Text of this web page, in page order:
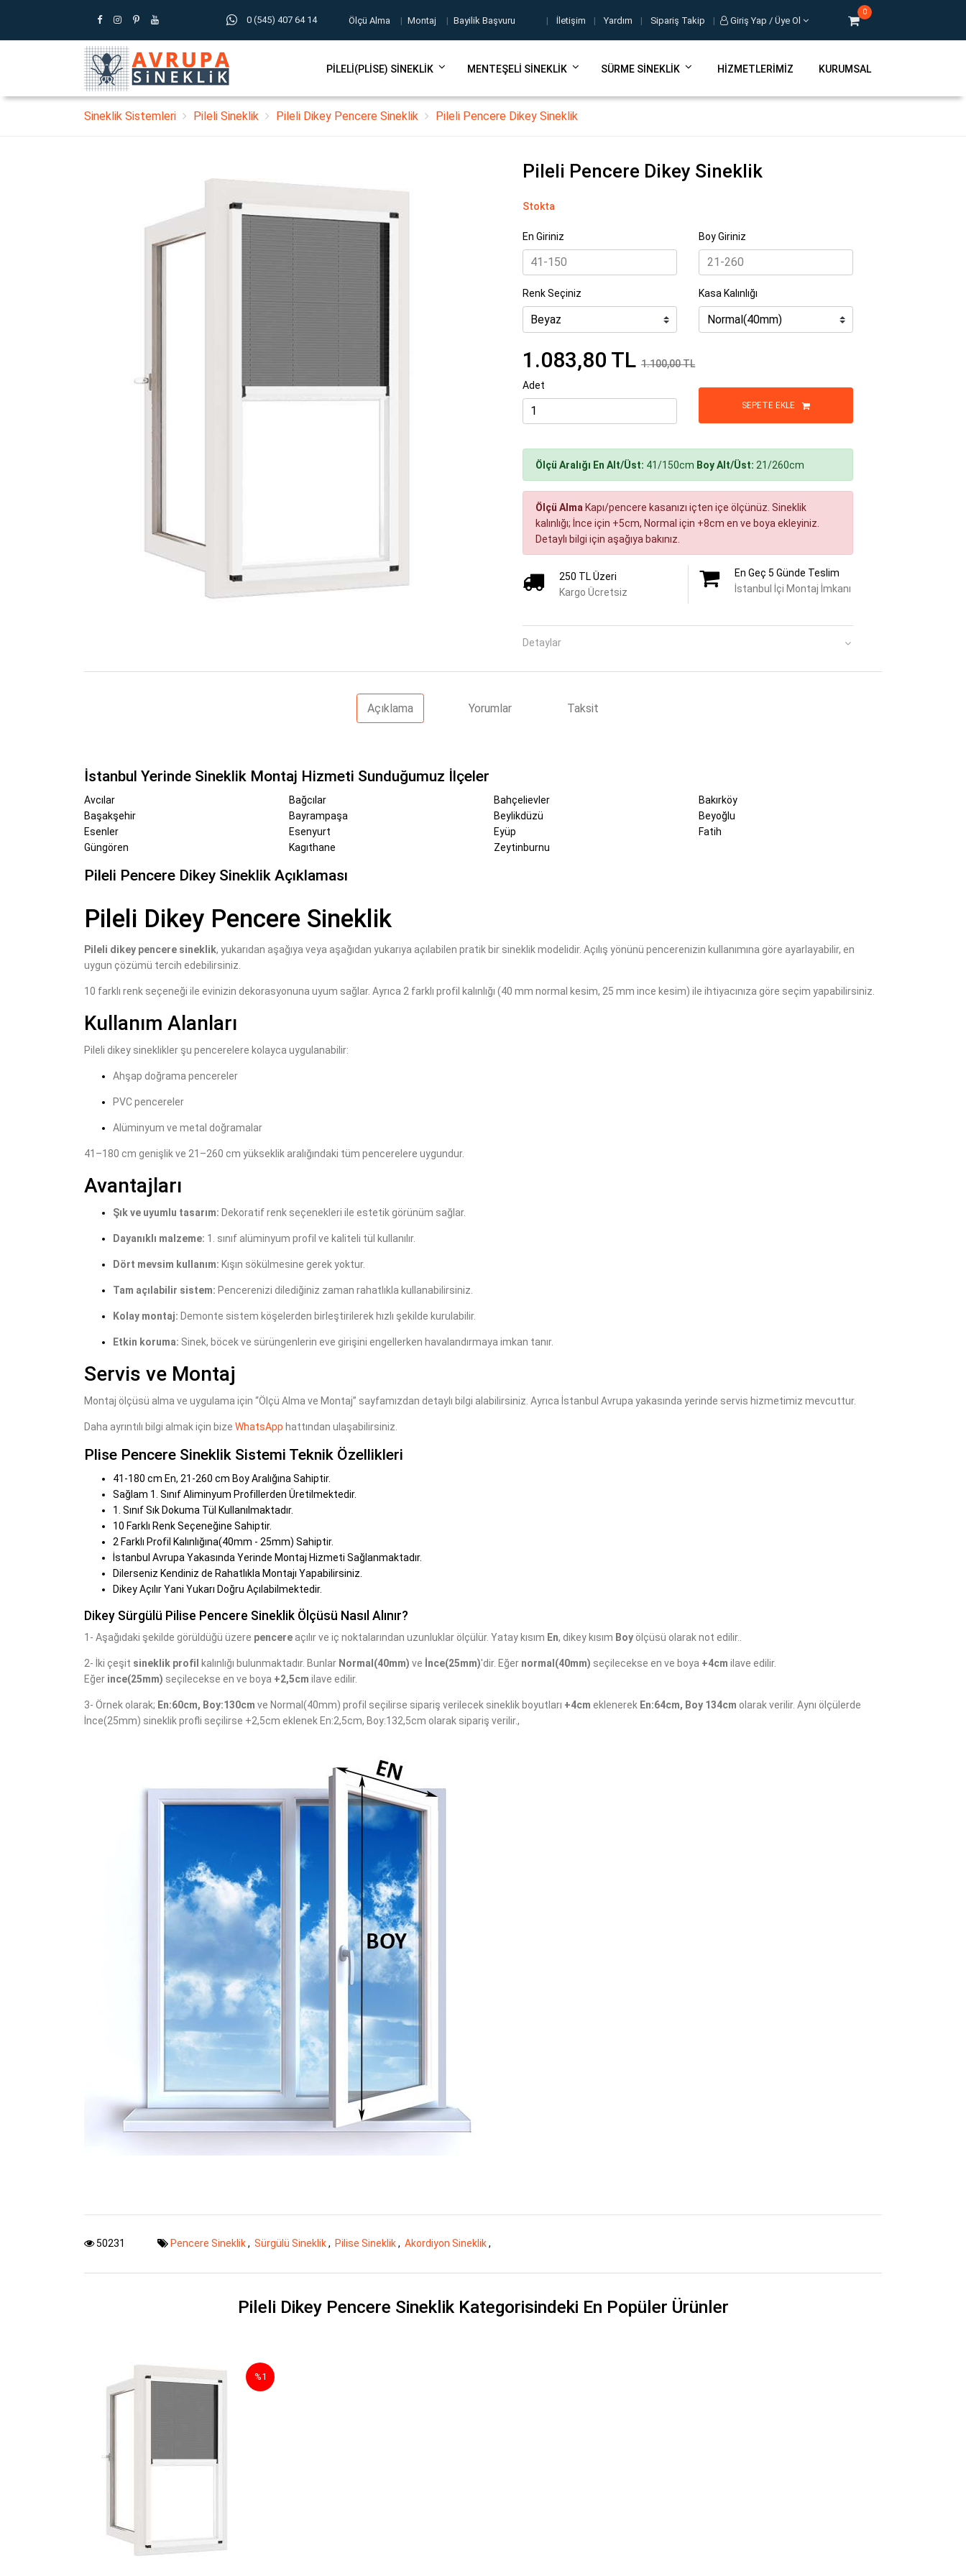
0 (545) 407 64 14 Ölçü Alma | Montaj | Bayilik Başvuru | İletişim | Yardım | Sipariş Takip | Giriş Yap / Üye Ol
0
PILELI(PLISE) SINEKLIK MENTEŞELI SINEKLIK SÜRME SINEKLIK HIZMETLERIMIZ KURUMSAL
Sineklik Sistemleri Pileli Sineklik Pileli Dikey Pencere Sineklik Pileli Pencere Dikey Sineklik
Previous
Pileli Pencere Dikey Sineklik
Stokta
En Giriniz Boy Giriniz
Renk Seçiniz Kasa Kalınlığı
1.083,80 TL 1.100,00TL
Adet
SEPETE EKLE
Ölçü Aralığı En Alt/Üst: 41/150cm Boy Alt/Üst: 21/260cm
Ölçü Alma Kapı/pencere kasanızı içten içe ölçünüz. Sineklik
kalınlığı; İnce için +5cm, Normal için +8cm en ve boya ekleyiniz.
Detaylı bilgi için aşağıya bakınız.
250 TL Üzeri
Kargo Ücretsiz
En Geç 5 Günde Teslim
İstanbul İçi Montaj İmkanı
Detaylar
Açıklama Yorumlar Taksit
İstanbul Yerinde Sineklik Montaj Hizmeti Sunduğumuz İlçeler
Avcılar Bağcılar Bahçelievler
Bakırköy
Başakşehir
Bayrampaşa Beylikdüzü
Beyoğlu
Esenler
Esenyurt Eyüp
Fatih
Güngören
Kagıthane Zeytinburnu
Pileli Pencere Dikey Sineklik Açıklaması
Pileli Dikey Pencere Sineklik
Pileli dikey pencere sineklik, yukarıdan aşağıya veya aşağıdan yukarıya açılabilen pratik bir sineklik modelidir. Açılış yönünü pencerenizin kullanımına göre ayarlayabilir, en
uygun çözümü tercih edebilirsiniz.
10 farklı renk seçeneği ile evinizin dekorasyonuna uyum sağlar. Ayrıca 2 farklı profil kalınlığı (40 mm normal kesim, 25 mm ince kesim) ile ihtiyacınıza göre seçim yapabilirsiniz.
Kullanım Alanları
Pileli dikey sineklikler şu pencerelere kolayca uygulanabilir:
Ahşap doğrama pencereler
PVC pencereler
Alüminyum ve metal doğramalar
41–180 cm genişlik ve 21–260 cm yükseklik aralığındaki tüm pencerelere uygundur.
Avantajları
Şık ve uyumlu tasarım: Dekoratif renk seçenekleri ile estetik görünüm sağlar.
Dayanıklı malzeme: 1. sınıf alüminyum profil ve kaliteli tül kullanılır.
Dört mevsim kullanım: Kışın sökülmesine gerek yoktur.
Tam açılabilir sistem: Pencerenizi dilediğiniz zaman rahatlıkla kullanabilirsiniz.
Kolay montaj: Demonte sistem köşelerden birleştirilerek hızlı şekilde kurulabilir.
Etkin koruma: Sinek, böcek ve sürüngenlerin eve girişini engellerken havalandırmaya imkan tanır.
Servis ve Montaj
Montaj ölçüsü alma ve uygulama için “Ölçü Alma ve Montaj” sayfamızdan detaylı bilgi alabilirsiniz. Ayrıca İstanbul Avrupa yakasında yerinde servis hizmetimiz mevcuttur.
Daha ayrıntılı bilgi almak için bize WhatsApp hattından ulaşabilirsiniz.
Plise Pencere Sineklik Sistemi Teknik Özellikleri
41-180 cm En, 21-260 cm Boy Aralığına Sahiptir.
Sağlam 1. Sınıf Aliminyum Profillerden Üretilmektedir.
1. Sınıf Sık Dokuma Tül Kullanılmaktadır.
10 Farklı Renk Seçeneğine Sahiptir.
2 Farklı Profil Kalınlığına(40mm - 25mm) Sahiptir.
İstanbul Avrupa Yakasında Yerinde Montaj Hizmeti Sağlanmaktadır.
Dilerseniz Kendiniz de Rahatlıkla Montajı Yapabilirsiniz.
Dikey Açılır Yani Yukarı Doğru Açılabilmektedir.
Dikey Sürgülü Pilise Pencere Sineklik Ölçüsü Nasıl Alınır?
1- Aşağıdaki şekilde görüldüğü üzere pencere açılır ve iç noktalarından uzunluklar ölçülür. Yatay kısım En, dikey kısım Boy ölçüsü olarak not edilir..
2- İki çeşit sineklik profil kalınlığı bulunmaktadır. Bunlar Normal(40mm) ve İnce(25mm)'dir. Eğer normal(40mm) seçilecekse en ve boya +4cm ilave edilir.
Eğer ince(25mm) seçilecekse en ve boya +2,5cm ilave edilir.
3- Örnek olarak; En:60cm, Boy:130cm ve Normal(40mm) profil seçilirse sipariş verilecek sineklik boyutları +4cm eklenerek En:64cm, Boy 134cm olarak verilir. Aynı ölçülerde
İnce(25mm) sineklik profli seçilirse +2,5cm eklenek En:2,5cm, Boy:132,5cm olarak sipariş verilir.,
50231 Pencere Sineklik, Sürgülü Sineklik, Pilise Sineklik, Akordiyon Sineklik,
Pileli Dikey Pencere Sineklik Kategorisindeki En Popüler Ürünler
%1